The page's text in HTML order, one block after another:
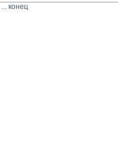
... конец